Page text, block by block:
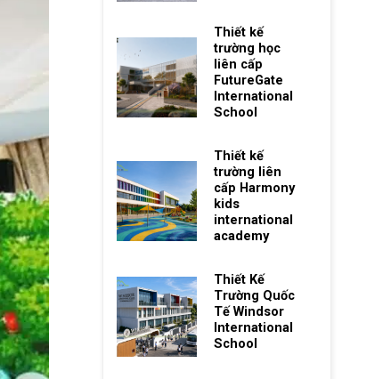
Thiết kế
trường học
liên cấp
FutureGate
International
School
Thiết kế
trường liên
cấp Harmony
kids
international
academy
Thiết Kế
Trường Quốc
Tế Windsor
International
School